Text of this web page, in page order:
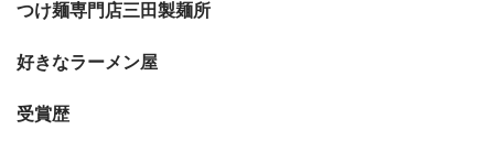
つけ麺専門店三田製麺所
好きなラーメン屋
受賞歴